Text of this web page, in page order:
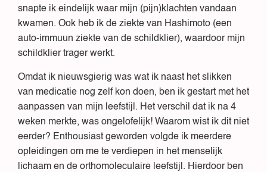
snapte ik eindelijk waar mijn (pijn)klachten vandaan
kwamen. Ook heb ik de ziekte van Hashimoto (een
auto-immuun ziekte van de schildklier), waardoor mijn
schildklier trager werkt.
Omdat ik nieuwsgierig was wat ik naast het slikken
van medicatie nog zelf kon doen, ben ik gestart met het
aanpassen van mijn leefstijl. Het verschil dat ik na 4
weken merkte, was ongelofelijk! Waarom wist ik dit niet
eerder? Enthousiast geworden volgde ik meerdere
opleidingen om me te verdiepen in het menselijk
lichaam en de orthomoleculaire leefstijl. Hierdoor ben